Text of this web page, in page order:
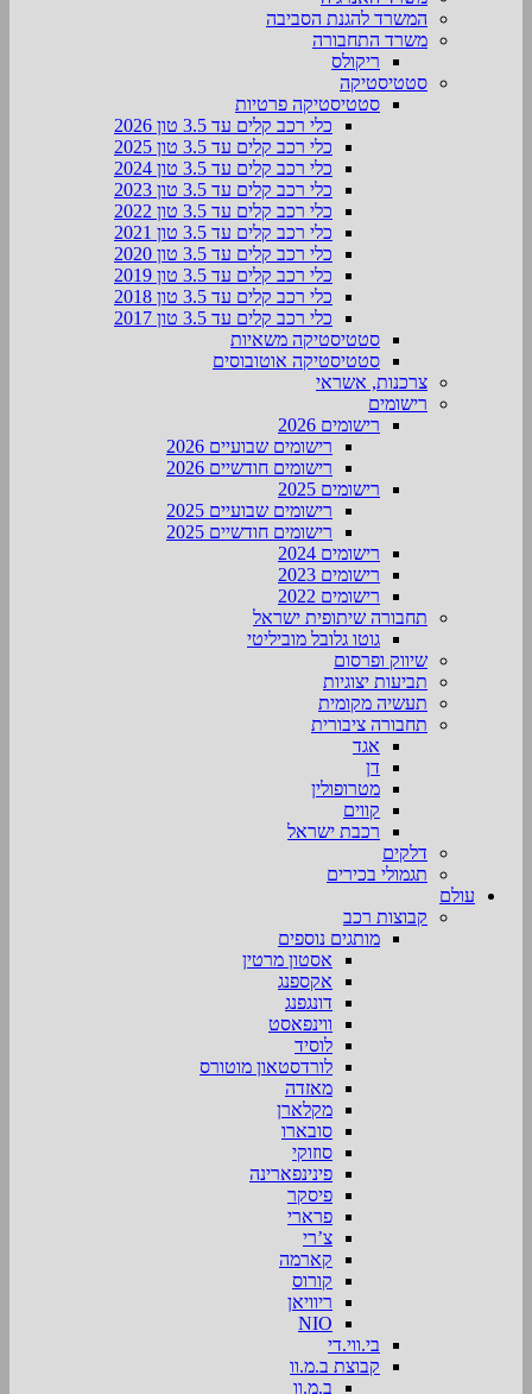
המשרד להגנת הסביבה
משרד התחבורה
ריקולס
סטטיסטיקה
סטטיסטיקה פרטיות
כלי רכב קלים עד 3.5 טון 2026
כלי רכב קלים עד 3.5 טון 2025
כלי רכב קלים עד 3.5 טון 2024
כלי רכב קלים עד 3.5 טון 2023
כלי רכב קלים עד 3.5 טון 2022
כלי רכב קלים עד 3.5 טון 2021
כלי רכב קלים עד 3.5 טון 2020
כלי רכב קלים עד 3.5 טון 2019
כלי רכב קלים עד 3.5 טון 2018
כלי רכב קלים עד 3.5 טון 2017
סטטיסטיקה משאיות
סטטיסטיקה אוטובוסים
צרכנות, אשראי
רישומים
רישומים 2026
רישומים שבועיים 2026
רישומים חודשיים 2026
רישומים 2025
רישומים שבועיים 2025
רישומים חודשיים 2025
רישומים 2024
רישומים 2023
רישומים 2022
תחבורה שיתופית ישראל
גוטו גלובל מוביליטי
שיווק ופרסום
תביעות יצוגיות
תעשיה מקומית
תחבורה ציבורית
אגד
דן
מטרופולין
קווים
רכבת ישראל
דלקים
תגמולי בכירים
עולם
קבוצות רכב
מותגים נוספים
אסטון מרטין
אקספנג
דונגפנג
ווינפאסט
לוסיד
לורדסטאון מוטורס
מאזדה
מקלארן
סובארו
סוזוקי
פינינפארינה
פיסקר
פרארי
צ’רי
קארמה
קורוס
ריוויאן
NIO
בי.ווי.די
קבוצת ב.מ.וו
ב.מ.וו